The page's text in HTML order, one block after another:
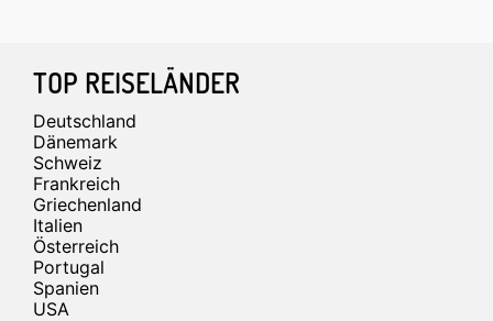
Footer
TOP REISELÄNDER
Deutschland
Dänemark
Schweiz
Frankreich
Griechenland
Italien
Österreich
Portugal
Spanien
USA